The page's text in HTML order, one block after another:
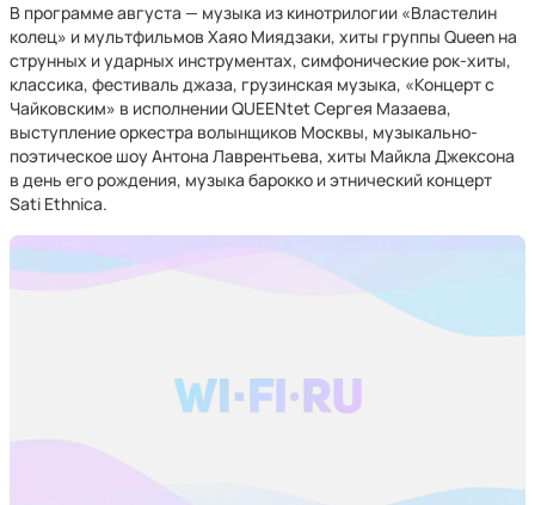
В программе августа — музыка из кинотрилогии «Властелин
колец» и мультфильмов Хаяо Миядзаки, хиты группы Queen на
струнных и ударных инструментах, симфонические рок-хиты,
классика, фестиваль джаза, грузинская музыка, «Концерт с
Чайковским» в исполнении QUEENtet Сергея Мазаева,
выступление оркестра волынщиков Москвы, музыкально-
поэтическое шоу Антона Лаврентьева, хиты Майкла Джексона
в день его рождения, музыка барокко и этнический концерт
Sati Ethnica.